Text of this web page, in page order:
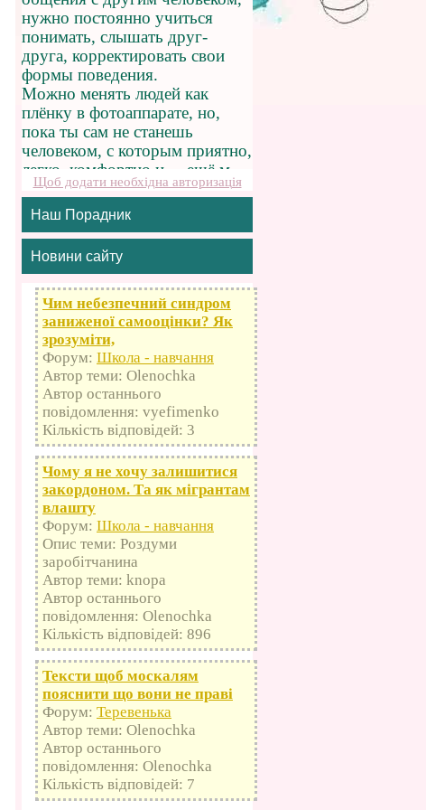
Щоб додати необхідна авторизація
Наш Порадник
Новини сайту
Чим небезпечний синдром
заниженої самооцінки? Як
зрозуміти,
Форум: Школа - навчання
Автор теми: Olenochka
Автор останнього
повідомлення: vyefimenko
Кількість відповідей: 3
Чому я не хочу залишитися
закордоном. Та як мігрантам
влашту
Форум: Школа - навчання
Опис теми: Роздуми
заробітчанина
Автор теми: knopa
Автор останнього
повідомлення: Olenochka
Кількість відповідей: 896
Тексти щоб москалям
пояснити що вони не праві
Форум: Теревенька
Автор теми: Olenochka
Автор останнього
повідомлення: Olenochka
Кількість відповідей: 7